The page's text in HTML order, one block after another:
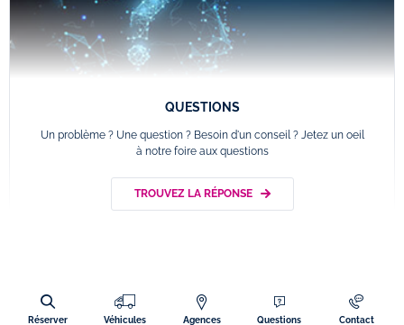
Réserver Véhicules Agences Questions Contact
QUESTIONS
Un problème ? Une question ? Besoin d'un conseil ? Jetez un oeil
à notre foire aux questions
TROUVEZ LA RÉPONSE